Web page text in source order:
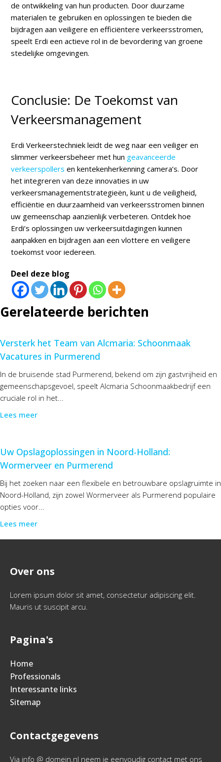
de ontwikkeling van hun producten. Door duurzame
materialen te gebruiken en oplossingen te bieden die
bijdragen aan veiligere en efficiëntere verkeersstromen,
speelt Erdi een actieve rol in de bevordering van groene
stedelijke omgevingen.
Conclusie: De Toekomst van
Verkeersmanagement
Erdi Verkeerstechniek leidt de weg naar een veiliger en
slimmer verkeersbeheer met hun geavanceerde
verkeerspollers en kentekenherkenning camera’s. Door
het integreren van deze innovaties in uw
verkeersmanagementstrategieën, kunt u de veiligheid,
efficiëntie en duurzaamheid van verkeersstromen binnen
uw gemeenschap aanzienlijk verbeteren. Ontdek hoe
Erdi’s oplossingen uw verkeersuitdagingen kunnen
aanpakken en bijdragen aan een vlottere en veiligere
toekomst voor iedereen.
Deel deze blog
Gerelateerde berichten
Versterk het Team van Alcmaria: Schoonmaak
Vacatures in Purmerend
In de bruisende stad Purmerend, bekend om zijn gastvrijheid en
gemeenschapsgevoel, speelt Alcmaria Schoonmaakbedrijf een
cruciale rol in het...
Lees meer
Uw Opslagoplossingen in Noord-Holland:
Wormerveer en Purmerend
Bij het zoeken naar een flexibele en betrouwbare opslagruimte in
Noord-Holland, zijn zowel Wormerveer als Purmerend populaire
opties voor...
Lees meer
Over ons
Lorem ipsum dolor sit amet, consectetur adipiscing elit.
Mauris ut suscipit arcu.
Pagina's
Home
Professionals
Interessante links
Sitemap
Contactgegevens
Via info @ domein.nl neem je eenvoudig contact met ons